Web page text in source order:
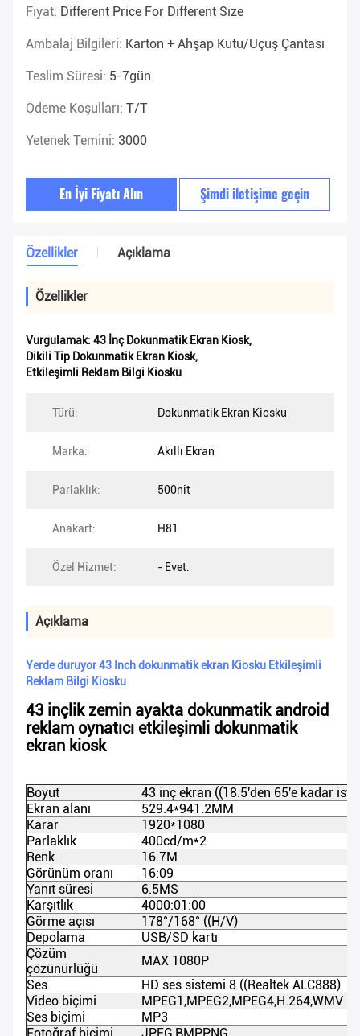
Fiyat: Different Price For Different Size
Ambalaj Bilgileri: Karton + Ahşap Kutu/uçuş Çantası
Teslim Süresi: 5-7gün
Ödeme Koşulları: T/T
Yetenek Temini: 3000
En İyi Fiyatı Alın Şimdi iletişime geçin
Özellikler Açıklama
Özellikler
Vurgulamak: 43 İnç Dokunmatik Ekran Kiosk,
Dikili Tip Dokunmatik Ekran Kiosk,
Etkileşimli Reklam Bilgi Kiosku
Türü: Dokunmatik Ekran Kiosku
Marka: Akıllı Ekran
Parlaklık: 500nit
Anakart: H81
Özel Hizmet: - Evet.
Açıklama
Yerde duruyor 43 Inch dokunmatik ekran Kiosku Etkileşimli
Reklam Bilgi Kiosku
43 inçlik zemin ayakta dokunmatik android
reklam oynatıcı etkileşimli dokunmatik
ekran kiosk
Boyut
43 inç ekran ((18.5'den 65'e kadar
Ekran alanı
529.4*941.2MM
Karar
1920*1080
Parlaklık
400cd/m*2
Renk
16.7M
Görünüm oranı
16:09
Yanıt süresi
6.5MS
Karşıtlık
4000:01:00
Görme açısı
178°/168° ((H/V)
Depolama
USB/SD kartı
Çözüm
çözünürlüğü
MAX 1080P
Ses
HD ses sistemi 8 ((Realtek ALC888)
Video biçimi
MPEG1 ,MPEG2,MPEG4,H.264,WMV
Ses biçimi
MP3